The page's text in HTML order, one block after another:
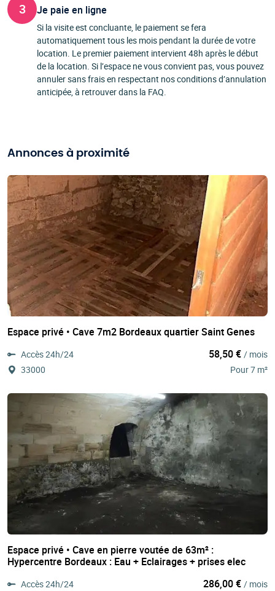
3 Je paie en ligne
Si la visite est concluante, le paiement se fera
automatiquement tous les mois pendant la durée de votre
location. Le premier paiement intervient 48h après le début
de la location. Si l’espace ne vous convient pas, vous pouvez
annuler sans frais en respectant nos conditions d’annulation
anticipée, à retrouver dans la FAQ.
Annonces à proximité
Espace privé • Cave 7m2 Bordeaux quartier Saint Genes
Accès 24h/24
33000
58,50 € / mois
Pour 7 m²
Espace privé • Cave en pierre voutée de 63m² :
Hypercentre Bordeaux : Eau + Eclairages + prises elec
Accès 24h/24
286,00 € / mois